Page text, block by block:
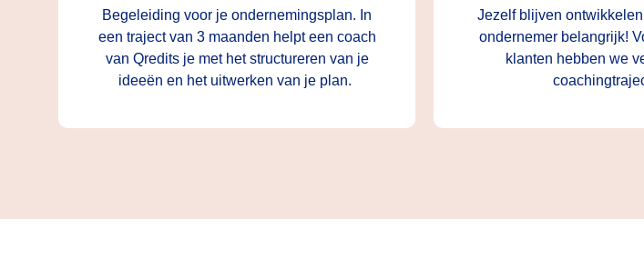
Begeleiding voor je ondernemingsplan. In
een traject van 3 maanden helpt een coach
van Qredits je met het structureren van je
ideeën en het uitwerken van je plan.
Jezelf blijven
ondernemer belangrijk!
klanten hebben we